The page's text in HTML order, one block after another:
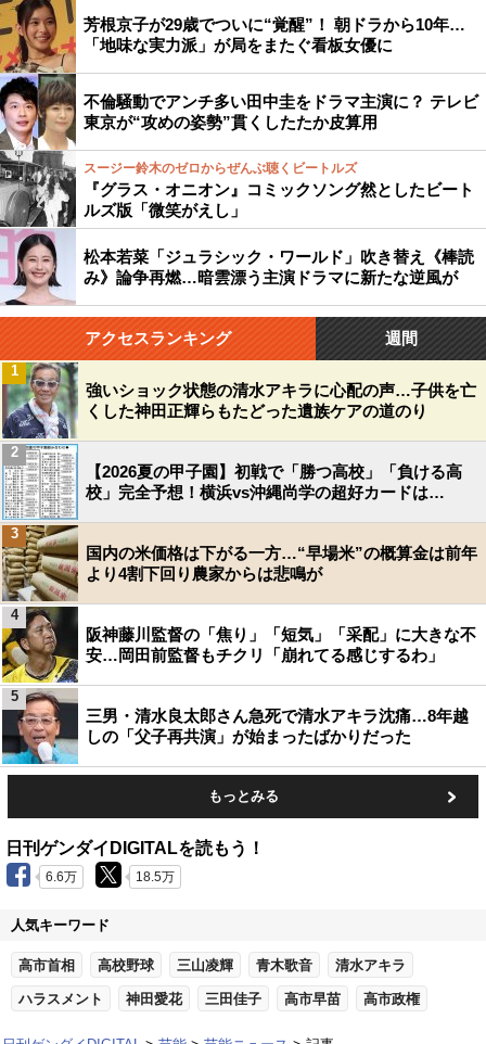
芳根京子が29歳でついに“覚醒”！ 朝ドラから10年…
「地味な実力派」が局をまたぐ看板女優に
不倫騒動でアンチ多い田中圭をドラマ主演に？ テレビ
東京が“攻めの姿勢”貫くしたたか皮算用
スージー鈴木のゼロからぜんぶ聴くビートルズ
『グラス・オニオン』コミックソング然としたビート
ルズ版「微笑がえし」
松本若菜「ジュラシック・ワールド」吹き替え《棒読
み》論争再燃…暗雲漂う主演ドラマに新たな逆風が
アクセスランキング 週間
強いショック状態の清水アキラに心配の声…子供を亡
くした神田正輝らもたどった遺族ケアの道のり
1
【2026夏の甲子園】初戦で「勝つ高校」「負ける高
校」完全予想！横浜vs沖縄尚学の超好カードは…
2
国内の米価格は下がる一方…“早場米”の概算金は前年
より4割下回り農家からは悲鳴が
3
阪神藤川監督の「焦り」「短気」「采配」に大きな不
安…岡田前監督もチクリ「崩れてる感じするわ」
4
三男・清水良太郎さん急死で清水アキラ沈痛…8年越
しの「父子再共演」が始まったばかりだった
5
もっとみる
日刊ゲンダイDIGITALを読もう！
6.6万 18.5万
人気キーワード
高市首相 高校野球 三山凌輝 青木歌音 清水アキラ
ハラスメント 神田愛花 三田佳子 高市早苗 高市政権